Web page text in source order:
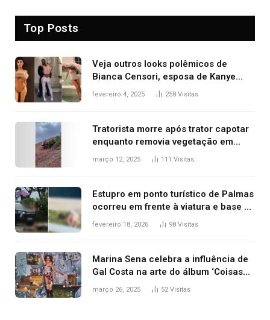
Top Posts
Veja outros looks polêmicos de
Bianca Censori, esposa de Kanye
West que apareceu nua no Grammy
fevereiro 4, 2025 258 Visitas
Tratorista morre após trator capotar
enquanto removia vegetação em
ribanceira de rodovia
março 12, 2025 111 Visitas
Estupro em ponto turístico de Palmas
ocorreu em frente à viatura e base de
segurança; polícia investiga
fevereiro 18, 2026 98 Visitas
Marina Sena celebra a influência de
Gal Costa na arte do álbum ‘Coisas
naturais’
março 26, 2025 52Visitas